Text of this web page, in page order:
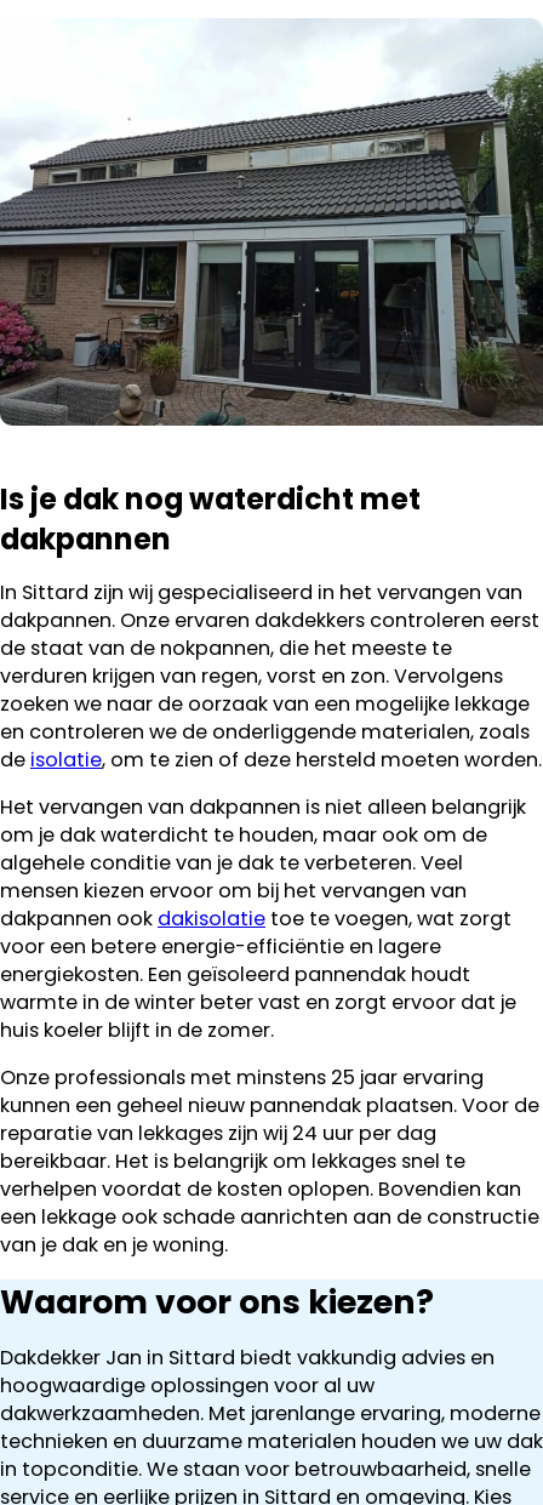
Is je dak nog waterdicht met
dakpannen
In Sittard zijn wij gespecialiseerd in het vervangen van
dakpannen. Onze ervaren dakdekkers controleren eerst
de staat van de nokpannen, die het meeste te
verduren krijgen van regen, vorst en zon. Vervolgens
zoeken we naar de oorzaak van een mogelijke lekkage
en controleren we de onderliggende materialen, zoals
de isolatie, om te zien of deze hersteld moeten worden.
Het vervangen van dakpannen is niet alleen belangrijk
om je dak waterdicht te houden, maar ook om de
algehele conditie van je dak te verbeteren. Veel
mensen kiezen ervoor om bij het vervangen van
dakpannen ook dakisolatie toe te voegen, wat zorgt
voor een betere energie-efficiëntie en lagere
energiekosten. Een geïsoleerd pannendak houdt
warmte in de winter beter vast en zorgt ervoor dat je
huis koeler blijft in de zomer.
Onze professionals met minstens 25 jaar ervaring
kunnen een geheel nieuw pannendak plaatsen. Voor de
reparatie van lekkages zijn wij 24 uur per dag
bereikbaar. Het is belangrijk om lekkages snel te
verhelpen voordat de kosten oplopen. Bovendien kan
een lekkage ook schade aanrichten aan de constructie
van je dak en je woning.
Waarom voor ons kiezen?
Dakdekker Jan in Sittard biedt vakkundig advies en
hoogwaardige oplossingen voor al uw
dakwerkzaamheden. Met jarenlange ervaring, moderne
technieken en duurzame materialen houden we uw dak
in topconditie. We staan voor betrouwbaarheid, snelle
service en eerlijke prijzen in Sittard en omgeving. Kies